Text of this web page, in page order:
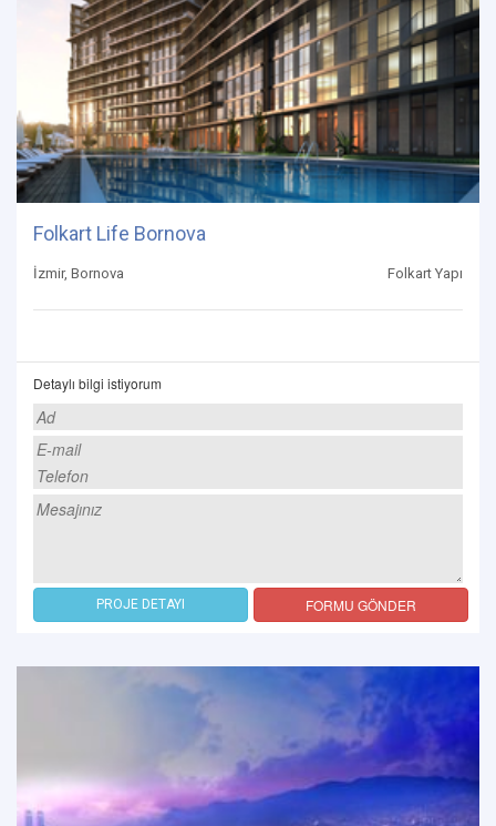
Folkart Life Bornova
İzmir, Bornova Folkart Yapı
Detaylı bilgi istiyorum
PROJE DETAYI FORMU GÖNDER